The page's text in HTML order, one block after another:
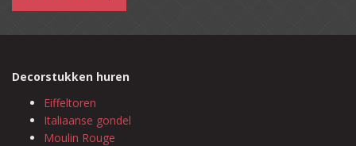
Decorstukken huren
Eiffeltoren
Italiaanse gondel
Moulin Rouge